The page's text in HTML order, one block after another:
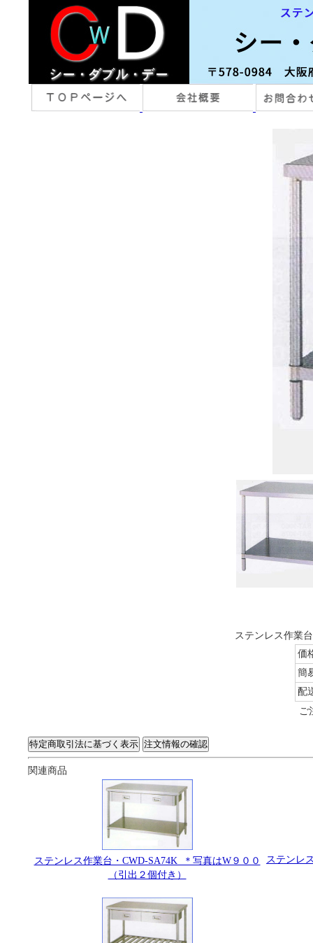
ステンレス作業
価
簡
配
ご
関連商品
ステンレス作業台・CWD-SA74K ＊写真はW９００
（引出２個付き）
ステンレ